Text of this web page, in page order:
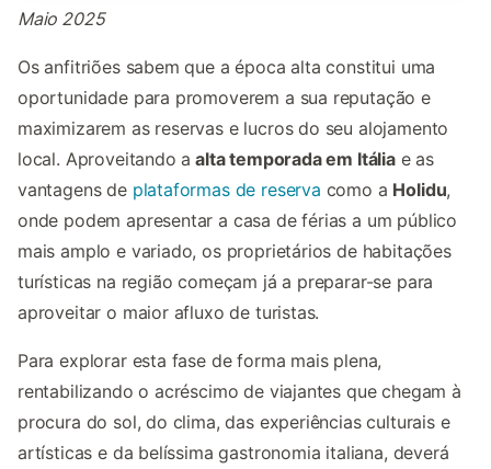
Maio 2025
Os anfitriões sabem que a época alta constitui uma
oportunidade para promoverem a sua reputação e
maximizarem as reservas e lucros do seu alojamento
local. Aproveitando a alta temporada em Itáliae as
vantagens deplataformas de reserva como a Holidu,
onde podem apresentar a casa de férias a um público
mais amplo e variado, os proprietários de habitações
turísticas na região começam já a preparar-se para
aproveitar o maior afluxo de turistas.
Para explorar esta fase de forma mais plena,
rentabilizando o acréscimo de viajantes que chegam à
procura do sol, do clima, das experiências culturais e
artísticas e da belíssima gastronomia italiana, deverá